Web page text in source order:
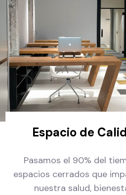
Espacio de
Pasamos el 90% del
espacios cerrados que
nuestra salud,